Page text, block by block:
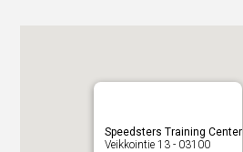
Speedsters Training Center
Veikkointie 13 - 03100